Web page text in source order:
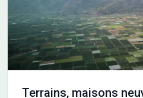
Terrains, maisons